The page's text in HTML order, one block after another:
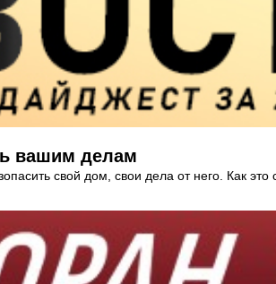
вашим делам
свой дом, свои дела от него. Как это